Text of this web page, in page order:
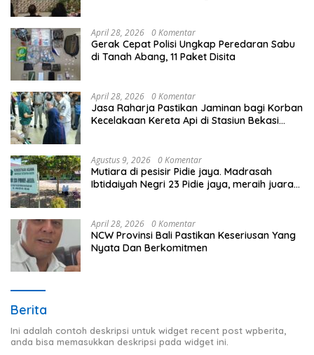
April 28, 2026 0 Komentar
Gerak Cepat Polisi Ungkap Peredaran Sabu
di Tanah Abang, 11 Paket Disita
April 28, 2026 0 Komentar
Jasa Raharja Pastikan Jaminan bagi Korban
Kecelakaan Kereta Api di Stasiun Bekasi
Agustus 9, 2026 0 Komentar
Mutiara di pesisir Pidie jaya. Madrasah
Ibtidaiyah Negri 23 Pidie jaya, meraih juara
April 28, 2026 0 Komentar
NCW Provinsi Bali Pastikan Keseriusan Yang
Nyata Dan Berkomitmen
Berita
Ini adalah contoh deskripsi untuk widget recent post wpberita,
anda bisa memasukkan deskripsi pada widget ini.